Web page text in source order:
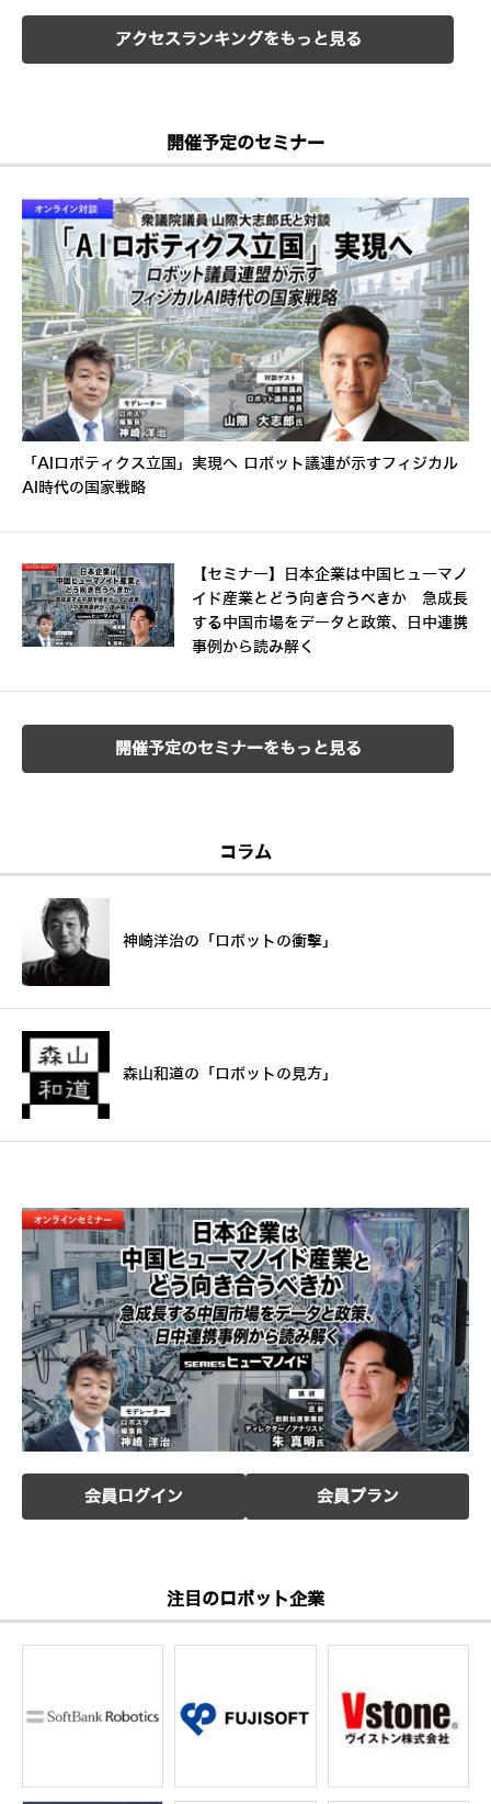
アクセスランキングをもっと見る
開催予定のセミナー
「AIロボティクス立国」実現へ ロボット議連が示すフィジカル
AI時代の国家戦略
【セミナー】日本企業は中国ヒューマノ
イド産業とどう向き合うべきか 急成長
する中国市場をデータと政策、日中連携
事例から読み解く
開催予定のセミナーをもっと見る
コラム
神崎洋治の「ロボットの衝撃」
森山和道の「ロボットの見方」
会員ログイン 会員プラン
注目のロボット企業